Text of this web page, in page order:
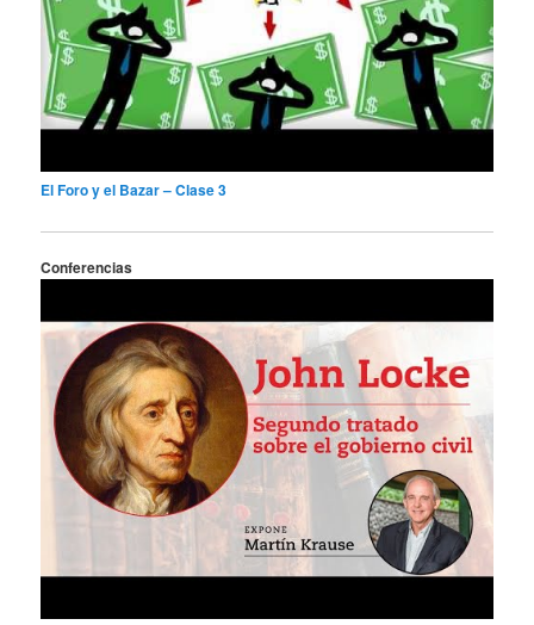
El Foro y el Bazar – Clase 3
Conferencias